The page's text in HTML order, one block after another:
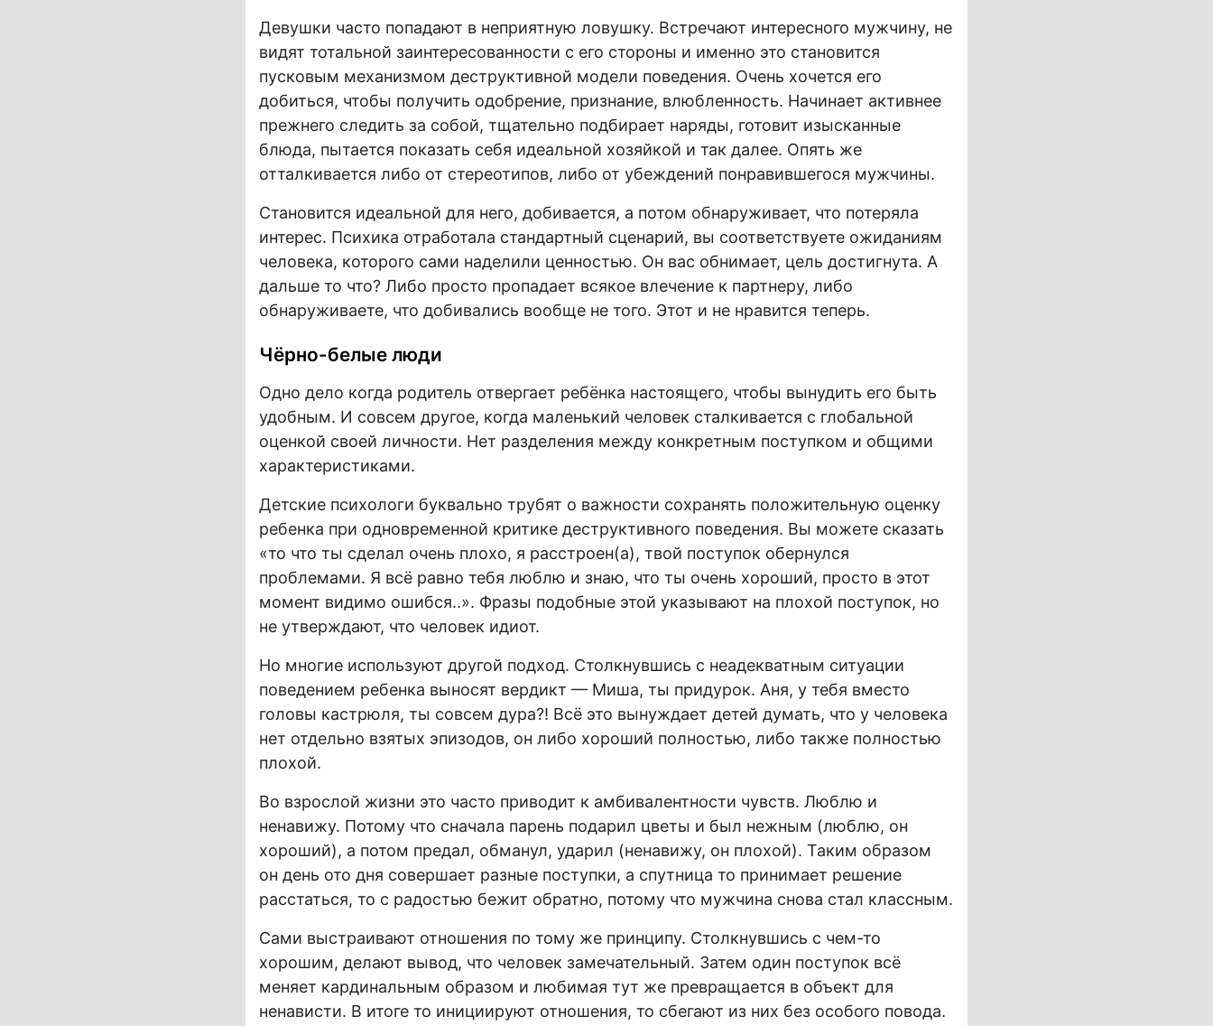
Девушки часто попадают в неприятную ловушку. Встречают интересного мужчину, не
видят тотальной заинтересованности с его стороны и именно это становится
пусковым механизмом деструктивной модели поведения. Очень хочется его
добиться, чтобы получить одобрение, признание, влюбленность. Начинает активнее
прежнего следить за собой, тщательно подбирает наряды, готовит изысканные
блюда, пытается показать себя идеальной хозяйкой и так далее. Опять же
отталкивается либо от стереотипов, либо от убеждений понравившегося мужчины.
Становится идеальной для него, добивается, а потом обнаруживает, что потеряла
интерес. Психика отработала стандартный сценарий, вы соответствуете ожиданиям
человека, которого сами наделили ценностью. Он вас обнимает, цель достигнута. А
дальше то что? Либо просто пропадает всякое влечение к партнеру, либо
обнаруживаете, что добивались вообще не того. Этот и не нравится теперь.
Чёрно-белые люди
Одно дело когда родитель отвергает ребёнка настоящего, чтобы вынудить его быть
удобным. И совсем другое, когда маленький человек сталкивается с глобальной
оценкой своей личности. Нет разделения между конкретным поступком и общими
характеристиками.
Детские психологи буквально трубят о важности сохранять положительную оценку
ребенка при одновременной критике деструктивного поведения. Вы можете сказать
«то что ты сделал очень плохо, я расстроен(а), твой поступок обернулся
проблемами. Я всё равно тебя люблю и знаю, что ты очень хороший, просто в этот
момент видимо ошибся..». Фразы подобные этой указывают на плохой поступок, но
не утверждают, что человек идиот.
Но многие используют другой подход. Столкнувшись с неадекватным ситуации
поведением ребенка выносят вердикт — Миша, ты придурок. Аня, у тебя вместо
головы кастрюля, ты совсем дура?! Всё это вынуждает детей думать, что у человека
нет отдельно взятых эпизодов, он либо хороший полностью, либо также полностью
плохой.
Во взрослой жизни это часто приводит к амбивалентности чувств. Люблю и
ненавижу. Потому что сначала парень подарил цветы и был нежным (люблю, он
хороший), а потом предал, обманул, ударил (ненавижу, он плохой). Таким образом
он день ото дня совершает разные поступки, а спутница то принимает решение
расстаться, то с радостью бежит обратно, потому что мужчина снова стал классным.
Сами выстраивают отношения по тому же принципу. Столкнувшись с чем-то
хорошим, делают вывод, что человек замечательный. Затем один поступок всё
меняет кардинальным образом и любимая тут же превращается в объект для
ненависти. В итоге то инициируют отношения, то сбегают из них без особого повода.